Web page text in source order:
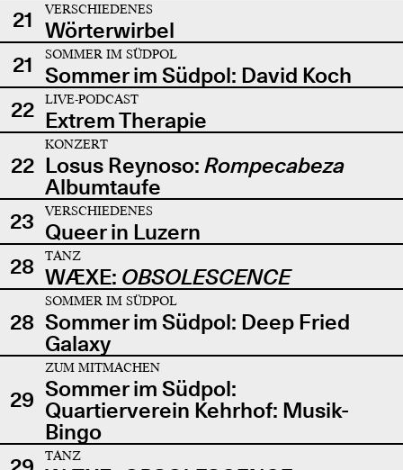
21
VERSCHIEDENES
Wörterwirbel
21
SOMMER IM SÜDPOL
Sommer im Südpol: David Koch
22
LIVE-PODCAST
Extrem Therapie
22
KONZERT
Losus Reynoso: Rompecabeza
Albumtaufe
23
VERSCHIEDENES
Queer in Luzern
28
TANZ
WÆXE: OBSOLESCENCE
28
SOMMER IM SÜDPOL
Sommer im Südpol: Deep Fried
Galaxy
29
ZUM MITMACHEN
Sommer im Südpol:
Quartierverein Kehrhof: Musik-
Bingo
TANZ